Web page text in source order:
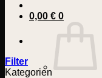
0,00 € 0
Filter
Kategorien